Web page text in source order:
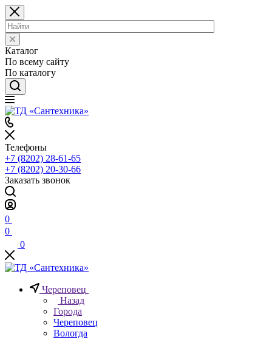
Каталог
По всему сайту
По каталогу
Телефоны
+7 (8202) 28‑61-65
+7 (8202) 20‑30-66
Заказать звонок
0
0
0
Череповец
Назад
Города
Череповец
Вологда